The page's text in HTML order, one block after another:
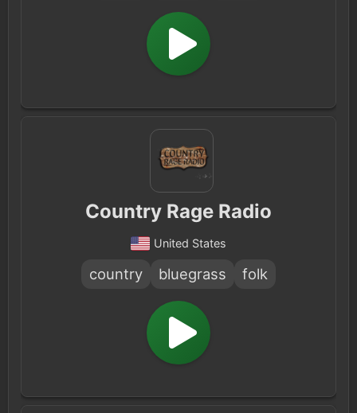
Country Rage Radio
United States
country bluegrass folk